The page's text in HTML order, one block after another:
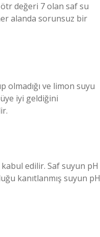
değeri 7 olan saf su
alanda sorunsuz bir
olmadığı ve limon suyu
iyi geldiğini
edilir. Saf suyun pH
kanıtlanmış suyun pH